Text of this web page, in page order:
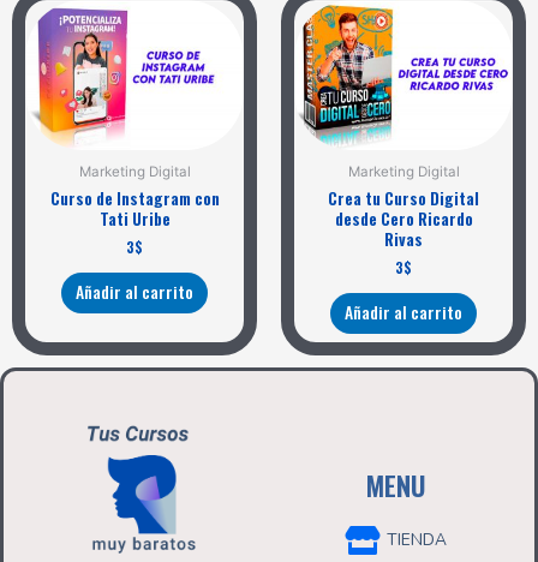
Marketing Digital
Curso de Instagram con
Tati Uribe
3$
Añadir al carrito
Marketing Digital
Crea tu Curso Digital
desde Cero Ricardo
Rivas
3$
Añadir al carrito
MENU
TIENDA